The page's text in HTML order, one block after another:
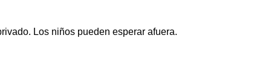
Los niños pueden esperar afuera.